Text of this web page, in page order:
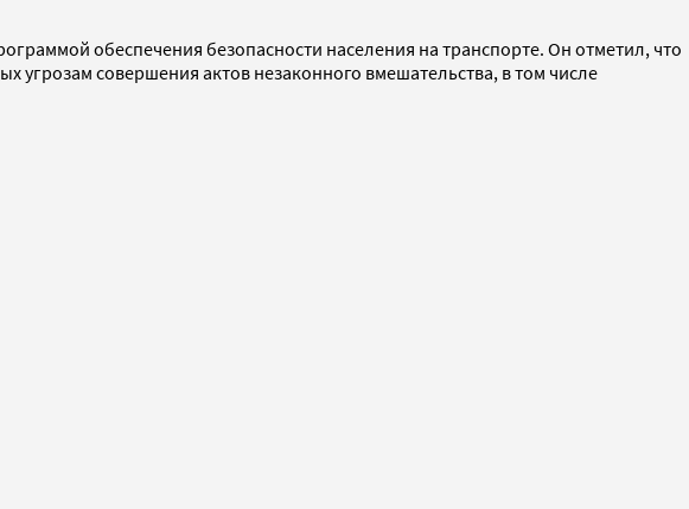
обеспечения безопасности населения на транспорте. Он отметил, что
совершения актов незаконного вмешательства, в том числе